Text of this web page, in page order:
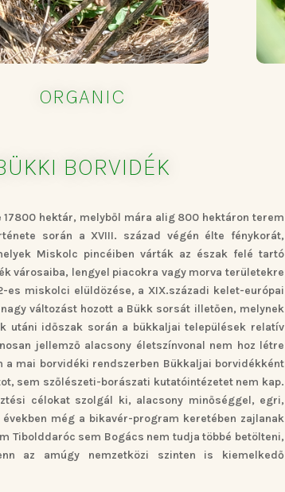
ORGANIC
BORVIDÉK
hektár, melyből mára alig 800 hektáron terem
során a XVIII. század végén élte fénykorát,
Miskolc pincéiben várták az észak felé tartó
városaiba, lengyel piacokra vagy morva területekre
miskolci elüldözése, a XIX.századi kelet-európai
változást hozott a Bükk sorsát illetően, melynek
utáni időszak során a bükkaljai települések relatív
jellemző alacsony életszínvonal nem hoz létre
a mai borvidéki rendszerben Bükkaljai borvidékként
sem szőlészeti-borászati kutatóintézetet nem kap.
célokat szolgál ki, alacsony minőséggel, egri,
még a bikavér-program keretében zajlanak
Tibolddaróc sem Bogács nem tudja többé betölteni,
az amúgy nemzetközi szinten is kiemelkedő